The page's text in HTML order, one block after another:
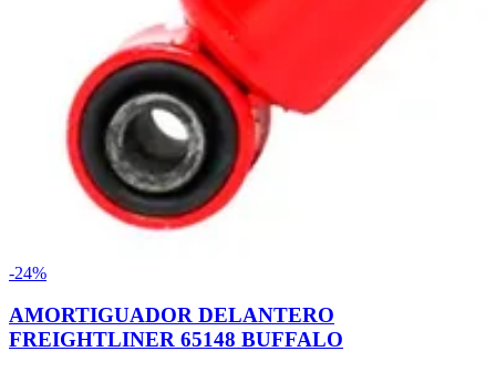
-24%
AMORTIGUADOR DELANTERO
FREIGHTLINER 65148 BUFFALO